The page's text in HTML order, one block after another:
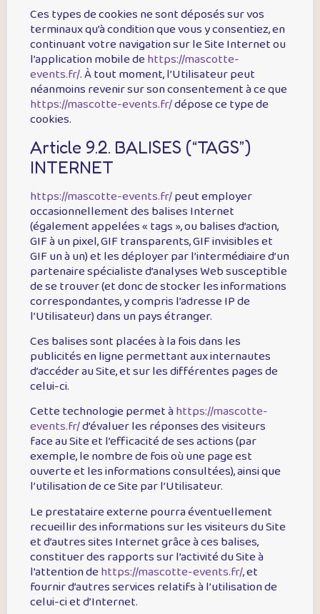
Ces types de cookies ne sont déposés sur vos
terminaux qu’à condition que vous y consentiez, en
continuant votre navigation sur le Site Internet ou
l’application mobile dehttps://mascotte-
events.fr/. À tout moment, l’Utilisateur peut
néanmoins revenir sur son consentement à ce que
https://mascotte-events.fr/dépose ce type de
cookies.
Article 9.2. BALISES (“TAGS”)
INTERNET
https://mascotte-events.fr/peut employer
occasionnellement des balises Internet
(également appelées « tags », ou balises d’action,
GIF à un pixel, GIF transparents, GIF invisibles et
GIF un à un) et les déployer par l’intermédiaire d’un
partenaire spécialiste d’analyses Web susceptible
de se trouver (et donc de stocker les informations
correspondantes, y compris l’adresse IP de
l’Utilisateur) dans un pays étranger.
Ces balises sont placées à la fois dans les
publicités en ligne permettant aux internautes
d’accéder au Site, et sur les différentes pages de
celui-ci.
Cette technologie permet àhttps://mascotte-
events.fr/d’évaluer les réponses des visiteurs
face au Site et l’efficacité de ses actions (par
exemple, le nombre de fois où une page est
ouverte et les informations consultées), ainsi que
l’utilisation de ce Site par l’Utilisateur.
Le prestataire externe pourra éventuellement
recueillir des informations sur les visiteurs du Site
et d’autres sites Internet grâce à ces balises,
constituer des rapports sur l’activité du Site à
l’attention dehttps://mascotte-events.fr/, et
fournir d’autres services relatifs à l’utilisation de
celui-ci et d’Internet.